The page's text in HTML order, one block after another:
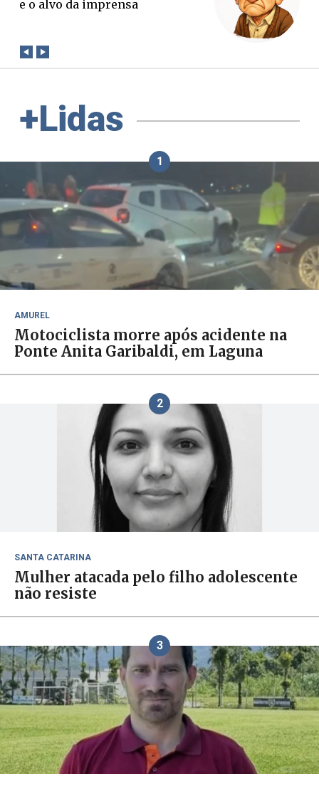
verdade. Mas quem paga a
+Lidas
1
AMUREL
Motociclista morre após acidente na
Ponte Anita Garibaldi, em Laguna
2
SANTA CATARINA
Mulher atacada pelo filho adolescente
não resiste
3